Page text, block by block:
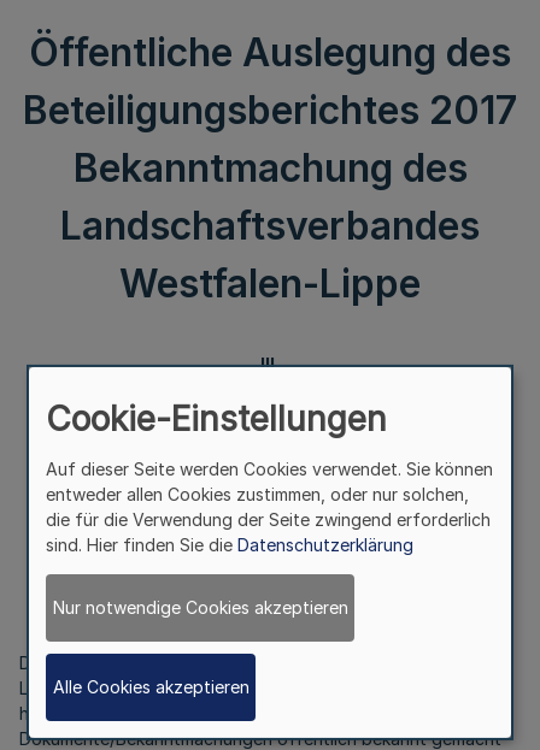
Öffentliche Auslegung des
Beteiligungsberichtes 2017
Bekanntmachung des
Landschaftsverbandes
Westfalen-Lippe
III.
Öffentliche Auslegung des Beteiligungsberichtes 2017
Bekanntmachung
des Landschaftsverbandes Westfalen-Lippe
Vom 23. November 2018
Die öffentliche Auslegung des Beteiligungsberichtes 2017 des
Landschaftsverbandes Westfalen-Lippe ist im Internet unter
http://www.lwl.org/LWL/Der_LWL/Organisation/Zahlen-Fakten-
Dokumente/Bekanntmachungen öffentlich bekannt gemacht
Cookie-Einstellungen
Auf dieser Seite werden Cookies verwendet. Sie können
entweder allen Cookies zustimmen, oder nur solchen,
die für die Verwendung der Seite zwingend erforderlich
sind. Hier finden Sie die Datenschutzerklärung
Nur notwendige Cookies akzeptieren
Alle Cookies akzeptieren